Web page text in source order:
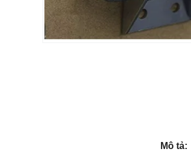
Mô tả: